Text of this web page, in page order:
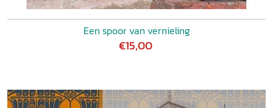
Een spoor van vernieling
€15,00